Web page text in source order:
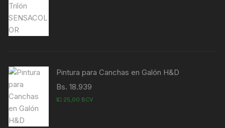
Pintura para Canchas en Galón H&D
Bs. 18.939
💵 25,00 BCV